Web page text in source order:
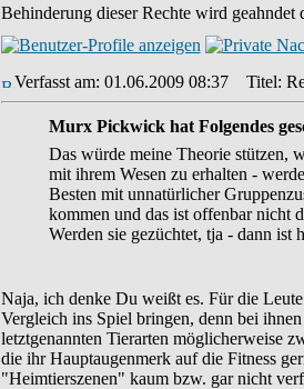
Behinderung dieser Rechte wird
Verfasst am: 01.06.2009 08:37 Titel:
Murx Pickwick hat Folgendes
Das würde meine Theorie stützen,
mit ihrem Wesen zu erhalten -
Besten mit unnatürlicher
kommen und das ist offenbar nicht
Werden sie gezüchtet, tja - dann
Naja, ich denke Du weißt es. Für die
Vergleich ins Spiel bringen, denn bei
letztgenannten Tierarten möglicherweise
die ihr Hauptaugenmerk auf die Fitness
"Heimtierszenen" kaum bzw. gar nicht